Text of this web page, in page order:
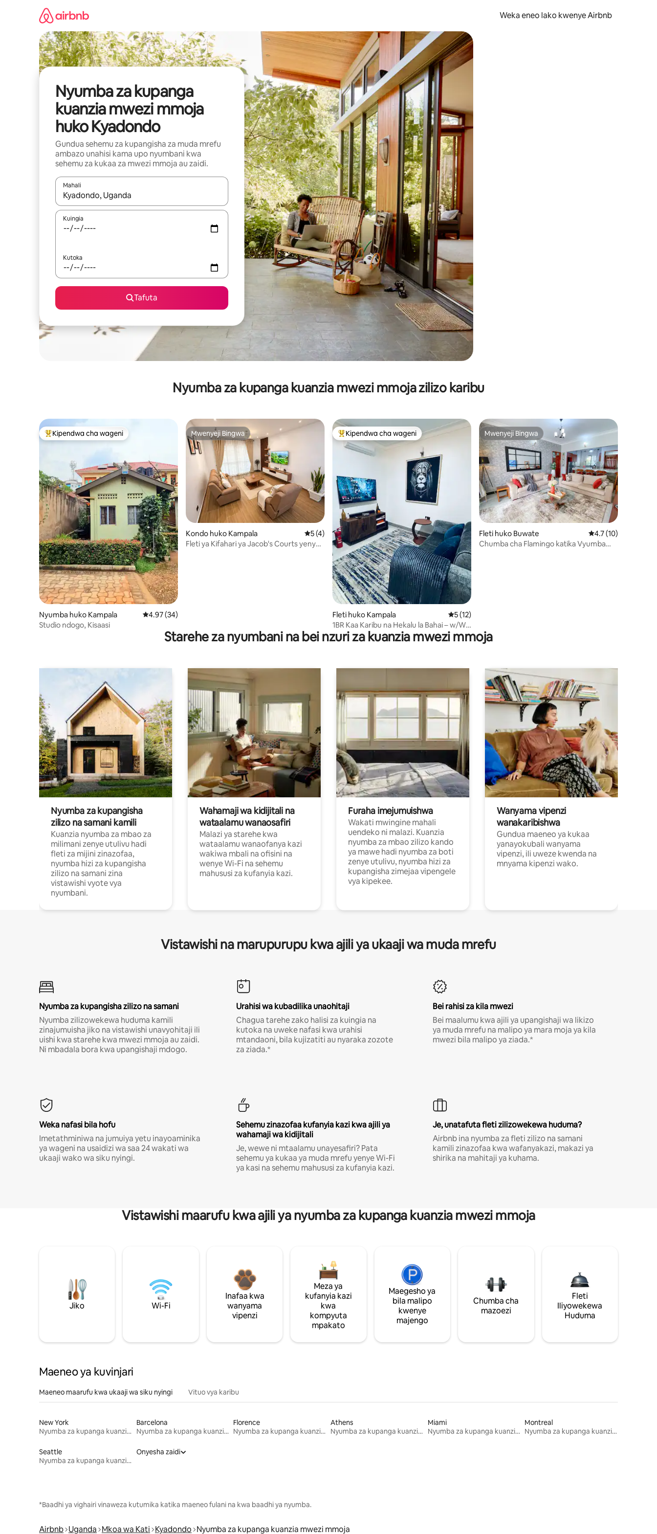
Weka eneo lako kwenye Airbnb
Nyumba za kupanga
kuanzia mwezi mmoja
huko Kyadondo
Gundua sehemu za kupangisha za muda mrefu
ambazo unahisi kama upo nyumbani kwa
sehemu za kukaa za mwezi mmoja au zaidi.
Mahali
Wakati matokeo yanapatikana, vinjari kwa kutumia vitufe vya vishale vya juu na chini au uchunguze kwa kugusa au kutelezesha kidole kwenye ishara.
Kuingia
Kutoka
Tafuta
Nyumba za kupanga kuanzia mwezi mmoja zilizo karibu
Kipendwa maarufu cha wageni
Kipendwa cha wageni
Nyumba huko Kampala Ukadiriaji wa wastani wa 4.97 kati ya 5, tathmini 34
4.97 (34)
Studio ndogo, Kisaasi
Mwenyeji Bingwa
Mwenyeji Bingwa
Kondo huko Kampala Ukadiriaji wa wastani wa 5 kati ya 5, tathmini 4
5 (4)
Fleti ya Kifahari ya Jacob's Courts yenye
Kipendwa maarufu cha wageni
Kipendwa cha wageni
Fleti huko Kampala Ukadiriaji wa wastani wa 5 kati ya 5, tathmini 12
5 (12)
1BR Kaa Karibu na Hekalu la Bahai – w/Wi-
fi, AC, SMART TV
Mwenyeji Bingwa
Mwenyeji Bingwa
Fleti huko Buwate Ukadiriaji wa
4.7 (10)
Chumba cha Flamingo katika Vyumba
Starehe za nyumbani na bei nzuri za kuanzia mwezi mmoja
Nyumba za kupangisha
zilizo na samani kamili
Kuanzia nyumba za mbao za
milimani zenye utulivu hadi
fleti za mijini zinazofaa,
nyumba hizi za kupangisha
zilizo na samani zina
vistawishi vyote vya
nyumbani.
Wahamaji wa kidijitali na
wataalamu wanaosafiri
Malazi ya starehe kwa
wataalamu wanaofanya kazi
wakiwa mbali na ofisini na
wenye Wi-Fi na sehemu
mahususi za kufanyia kazi.
Furaha imejumuishwa
Wakati mwingine mahali
uendeko ni malazi. Kuanzia
nyumba za mbao zilizo kando
ya mawe hadi nyumba za boti
zenye utulivu, nyumba hizi za
kupangisha zimejaa vipengele
vya kipekee.
Wanyama vipenzi
wanakaribishwa
Gundua maeneo ya kukaa
yanayokubali wanyama
vipenzi, ili uweze kwenda na
mnyama kipenzi wako.
Vistawishi na marupurupu kwa ajili ya ukaaji wa muda mrefu
Nyumba za kupangisha zilizo na samani
Nyumba zilizowekewa huduma kamili
zinajumuisha jiko na vistawishi unavyohitaji ili
uishi kwa starehe kwa mwezi mmoja au zaidi.
Ni mbadala bora kwa upangishaji mdogo.
Urahisi wa kubadilika unaohitaji
Chagua tarehe zako halisi za kuingia na
kutoka na uweke nafasi kwa urahisi
mtandaoni, bila kujizatiti au nyaraka zozote
za ziada.*
Bei rahisi za kila mwezi
Bei maalumu kwa ajili ya upangishaji wa likizo
ya muda mrefu na malipo ya mara moja ya kila
mwezi bila malipo ya ziada.*
Weka nafasi bila hofu
Imetathminiwa na jumuiya yetu inayoaminika
ya wageni na usaidizi wa saa 24 wakati wa
ukaaji wako wa siku nyingi.
Sehemu zinazofaa kufanyia kazi kwa ajili ya
wahamaji wa kidijitali
Je, wewe ni mtaalamu unayesafiri? Pata
sehemu ya kukaa ya muda mrefu yenye Wi-Fi
ya kasi na sehemu mahususi za kufanyia kazi.
Je, unatafuta fleti zilizowekewa huduma?
Airbnb ina nyumba za fleti zilizo na samani
kamili zinazofaa kwa wafanyakazi, makazi ya
shirika na mahitaji ya kuhama.
Vistawishi maarufu kwa ajili ya nyumba za kupanga kuanzia mwezi mmoja
Jiko Wi-Fi
Inafaa kwa
wanyama
vipenzi
Meza ya
kufanyia kazi
kwa
kompyuta
mpakato
Maegesho ya
bila malipo
kwenye
majengo
Chumba cha
mazoezi
Fleti
Iliyowekewa
Huduma
Maeneo ya kuvinjari
Maeneo maarufu kwa ukaaji wa siku nyingi Vituo vya karibu
New York
Nyumba za kupanga kuanzia mwezi mmoja
Barcelona
Nyumba za kupanga kuanzia mwezi mmoja
Florence
Nyumba za kupanga kuanzia mwezi mmoja
Athens
Nyumba za kupanga kuanzia mwezi mmoja
Miami
Nyumba za kupanga kuanzia mwezi mmoja
Montreal
Nyumba za kupanga kuanzia mwezi mmoja
Seattle
Nyumba za kupanga kuanzia mwezi mmoja
Onyesha zaidi
*Baadhi ya vighairi vinaweza kutumika katika maeneo fulani na kwa baadhi ya nyumba.
Airbnb Uganda Mkoa wa Kati Kyadondo Nyumba za kupanga kuanzia mwezi mmoja